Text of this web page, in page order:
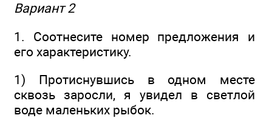
Вариант 2
1. Соотнесите номер предложения и
его характеристику.
1) Протиснувшись в одном месте
сквозь заросли, я уви­дел в светлой
воде маленьких рыбок.